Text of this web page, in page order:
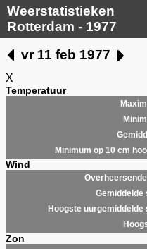
Weerstatistieken
Rotterdam - 1977
vr 11 feb 1977
X
Temperatuur
Minimum op 10 cm
Wind
Gemiddelde
Hoogste uurgemiddelde
Zon